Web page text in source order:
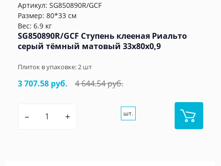
Артикул: SG850890R/GCF
Размер: 80*33 см
Вес: 6.9 кг
SG850890R/GCF Ступень клееная Риальто
серый тёмный матовый 33x80x0,9
Плиток в упаковке:2 шт
3 707.58 руб. 4 644.54 руб.
– + шт.